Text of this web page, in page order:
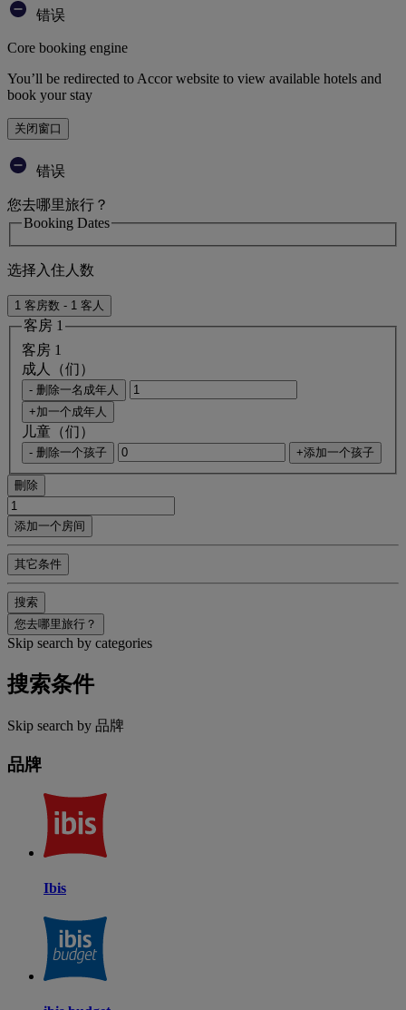
错误
Core booking engine
You’ll be redirected to Accor website to view available hotels and
book your stay
关闭窗口
错误
您去哪里旅行？
Booking Dates
选择入住人数
1 客房数 - 1 客人
客房 1
客房 1
成人（们）
- 删除一名成年人
+加一个成年人
儿童（们）
- 删除一个孩子 +添加一个孩子
刪除
添加一个房间
其它条件
搜索
您去哪里旅行？
Skip search by categories
搜索条件
Skip search by 品牌
品牌
Ibis